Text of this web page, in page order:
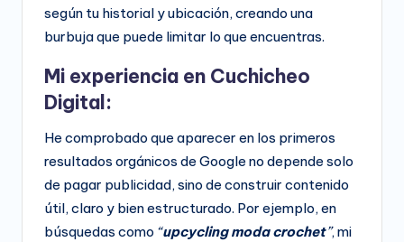
según tu historial y ubicación, creando una
burbuja que puede limitar lo que encuentras.
Mi experiencia en Cuchicheo
Digital:
He comprobado que aparecer en los primeros
resultados orgánicos de Google no depende solo
de pagar publicidad, sino de construir contenido
útil, claro y bien estructurado. Por ejemplo, en
búsquedas como “upcycling moda crochet”, mi